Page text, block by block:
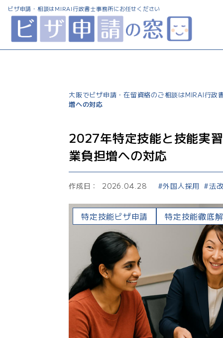
ビザ申請・相談はMIRAI行政書士事務所にお任せください
大阪でビザ申請・在留資格のご相談はMIRAI行政
増への対応
2027年特定技能と技能実
業負担増への対応
作成日： 2026.04.28 外国人採用 法
特定技能ビザ申請 特定技能徹底